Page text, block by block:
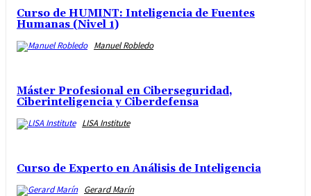
Curso de HUMINT: Inteligencia de Fuentes
Humanas (Nivel 1)
Manuel Robledo
Máster Profesional en Ciberseguridad,
Ciberinteligencia y Ciberdefensa
LISA Institute
Curso de Experto en Análisis de Inteligencia
Gerard Marín